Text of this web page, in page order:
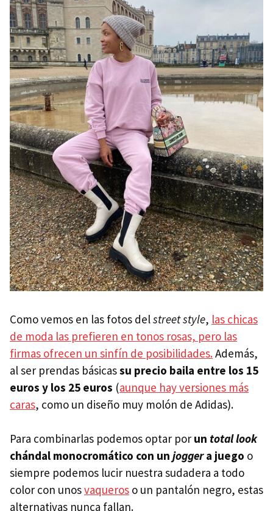
Como vemos en las fotos delstreet style, las chicas
de moda las prefieren en tonos rosas, pero las
firmas ofrecen un sinfín de posibilidades.Además,
al ser prendas básicassu precio baila entre los 15
euros y los 25 euros (aunque hay versiones más
caras, como un diseño muy molón de Adidas).
Para combinarlas podemos optar por un total look
chándal monocromático con un joggera juego o
siempre podemos lucir nuestra sudadera a todo
color con unosvaqueros o un pantalón negro, estas
alternativas nunca fallan.